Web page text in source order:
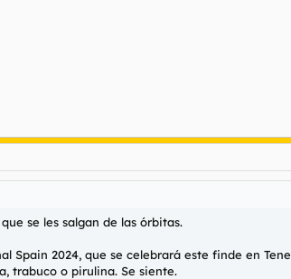
se les salgan de las órbitas.
Spain 2024, que se celebrará este finde en
trabuco o pirulina. Se siente.